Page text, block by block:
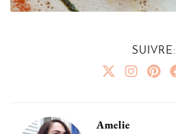
SUIVRE:
Amelie